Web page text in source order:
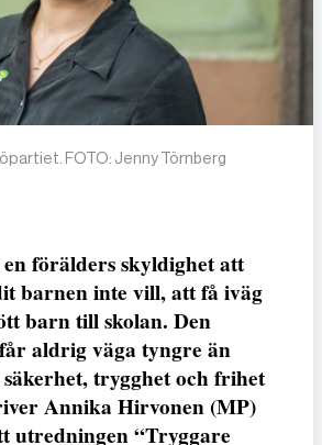
FOTO: Jenny Törnberg
förälders skyldighet att
barnen inte vill, att få iväg
barn till skolan. Den
aldrig väga tyngre än
trygghet och frihet
Annika Hirvonen (MP)
utredningen “Tryggare